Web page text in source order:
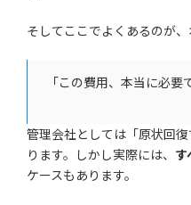
そしてここでよくあるのが、
「この費用、本当に必要
管理会社としては「原状回
ります。しかし実際には、 す
ケースもあります。